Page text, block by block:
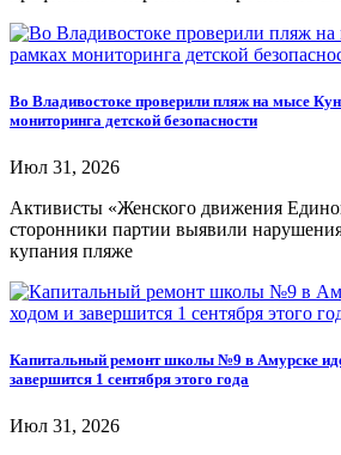
Во Владивостоке проверили пляж на мысе
мониторинга детской безопасности
Июл 31, 2026
Активисты «Женского движения
сторонники партии выявили
купания пляже
Капитальный ремонт школы №9 в Амурске
завершится 1 сентября этого года
Июл 31, 2026